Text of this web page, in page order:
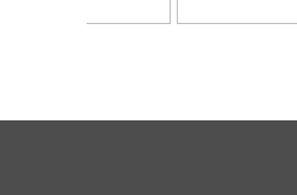
C
H